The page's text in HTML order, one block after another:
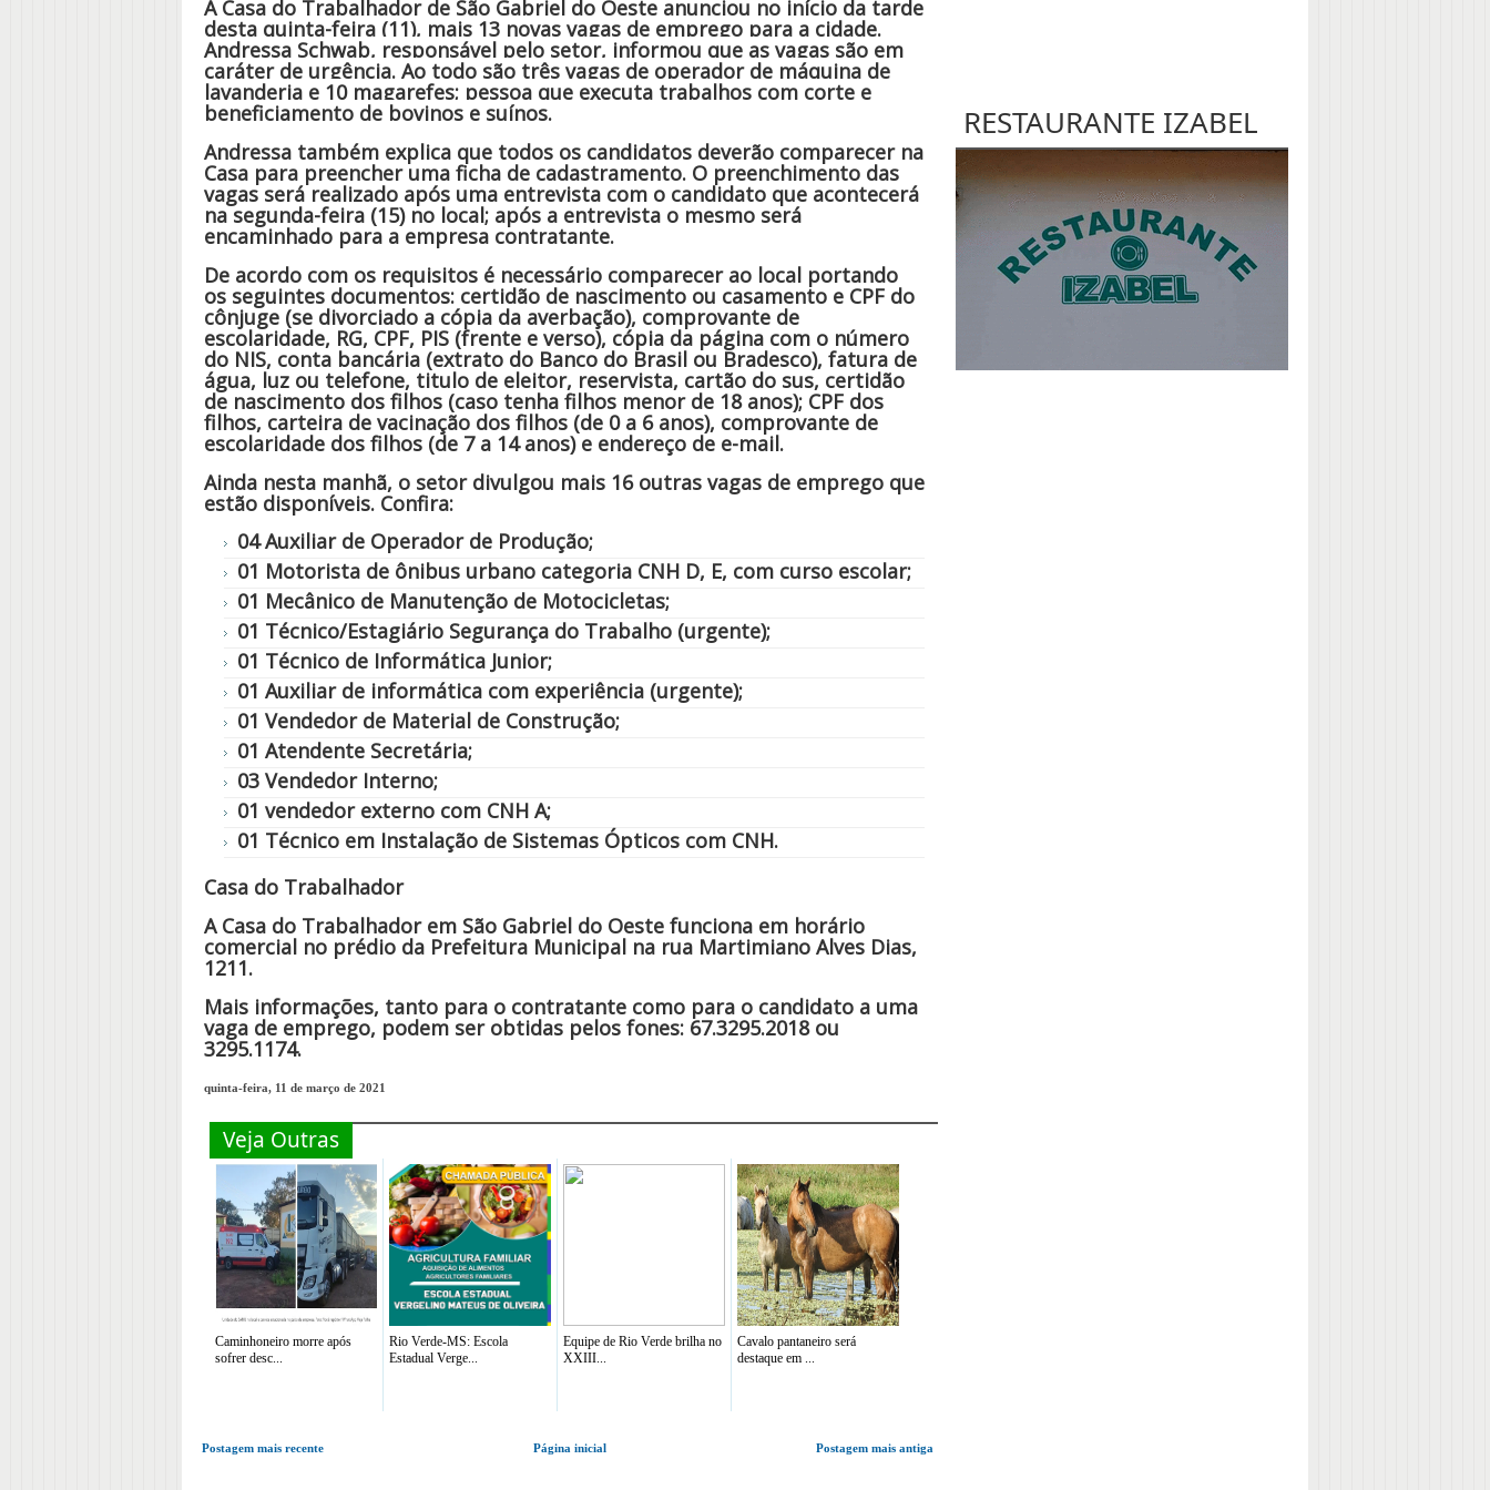
A Casa do Trabalhador de São Gabriel do Oeste anunciou no início da tarde
desta quinta-feira (11), mais 13 novas vagas de emprego para a cidade.
Andressa Schwab, responsável pelo setor, informou que as vagas são em
caráter de urgência. Ao todo são três vagas de operador de máquina de
lavanderia e 10 magarefes; pessoa que executa trabalhos com corte e
beneficiamento de bovinos e suínos.
Andressa também explica que todos os candidatos deverão comparecer na
Casa para preencher uma ficha de cadastramento. O preenchimento das
vagas será realizado após uma entrevista com o candidato que acontecerá
na segunda-feira (15) no local; após a entrevista o mesmo será
encaminhado para a empresa contratante.
De acordo com os requisitos é necessário comparecer ao local portando
os seguintes documentos: certidão de nascimento ou casamento e CPF do
cônjuge (se divorciado a cópia da averbação), comprovante de
escolaridade, RG, CPF, PIS (frente e verso), cópia da página com o número
do NIS, conta bancária (extrato do Banco do Brasil ou Bradesco), fatura de
água, luz ou telefone, titulo de eleitor, reservista, cartão do sus, certidão
de nascimento dos filhos (caso tenha filhos menor de 18 anos); CPF dos
filhos, carteira de vacinação dos filhos (de 0 a 6 anos), comprovante de
escolaridade dos filhos (de 7 a 14 anos) e endereço de e-mail.
Ainda nesta manhã, o setor divulgou mais 16 outras vagas de emprego que
estão disponíveis. Confira:
04 Auxiliar de Operador de Produção;
01 Motorista de ônibus urbano categoria CNH D, E, com curso escolar;
01 Mecânico de Manutenção de Motocicletas;
01 Técnico/Estagiário Segurança do Trabalho (urgente);
01 Técnico de Informática Junior;
01 Auxiliar de informática com experiência (urgente);
01 Vendedor de Material de Construção;
01 Atendente Secretária;
03 Vendedor Interno;
01 vendedor externo com CNH A;
01 Técnico em Instalação de Sistemas Ópticos com CNH.
Casa do Trabalhador
A Casa do Trabalhador em São Gabriel do Oeste funciona em horário
comercial no prédio da Prefeitura Municipal na rua Martimiano Alves Dias,
1211.
Mais informações, tanto para o contratante como para o candidato a uma
vaga de emprego, podem ser obtidas pelos fones: 67.3295.2018 ou
3295.1174.
quinta-feira, 11 de março de 2021
Veja Outras
Caminhoneiro morre após
sofrer desc...
Rio Verde-MS: Escola
Estadual Verge...
Equipe de Rio Verde brilha no
XXIII...
Cavalo pantaneiro será
destaque em ...
Postagem mais recente Postagem mais antiga
Página inicial
RESTAURANTE IZABEL